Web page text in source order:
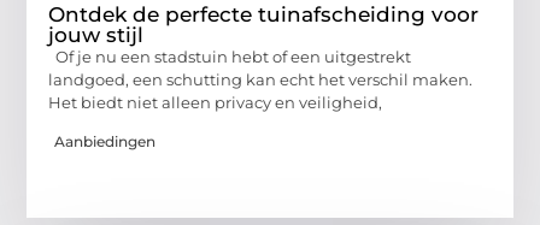
Ontdek de perfecte tuinafscheiding voor
jouw stijl
Of je nu een stadstuin hebt of een uitgestrekt
landgoed, een schutting kan echt het verschil maken.
Het biedt niet alleen privacy en veiligheid,
Aanbiedingen